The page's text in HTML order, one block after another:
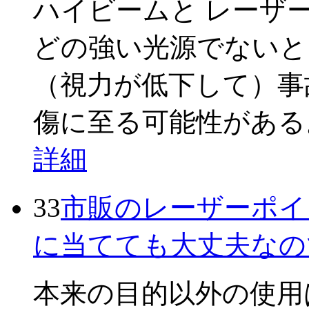
ハイビームと レーザ
どの強い光源でない
（視力が低下して）
傷に至る可能性があ
詳細
33市販のレーザーポ
に当てても大丈夫な
本来の目的以外の使